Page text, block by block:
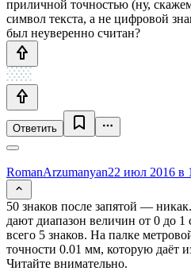
приличной точностью (ну,
символ текста, а не цифровой
был неуверенно считан?
Ответить
RomanArzumanyan22 июл 2016 в
50 знаков после запятой —
дают диапазон величин от 0 до 1
всего 5 знаков. На палке
точности 0.01 мм, которую даёт
Читайте внимательно.